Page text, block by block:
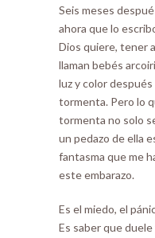
Seis meses
ahora que lo
Dios quiere, tener
llaman bebés
luz y color
tormenta. Pero lo
tormenta no solo
un pedazo de ella
fantasma que me
este embarazo.
Es el miedo, el
Es saber que